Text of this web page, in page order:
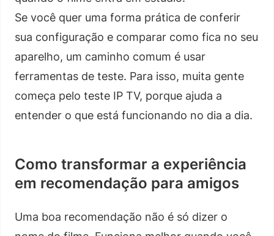
Se você quer uma forma prática de conferir
sua configuração e comparar como fica no seu
aparelho, um caminho comum é usar
ferramentas de teste. Para isso, muita gente
começa pelo teste IP TV, porque ajuda a
entender o que está funcionando no dia a dia.
Como transformar a experiência
em recomendação para amigos
Uma boa recomendação não é só dizer o